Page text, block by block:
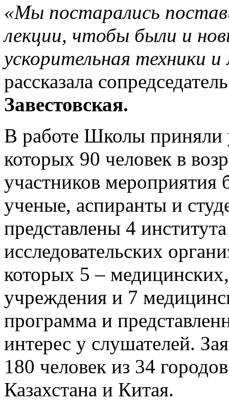
«Мы постарались
лекции, чтобы были и
ускорительная техники
рассказала
Завестовская.
В работе Школы приняли
которых 90 человек в
участников
ученые, аспиранты и
представлены 4
исследовательских
которых 5–
учреждения и 7
программа и
интерес у слушателей.
180 человек из 34
Казахстана и Китая.